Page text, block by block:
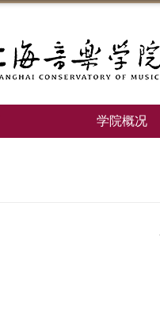
学院概况